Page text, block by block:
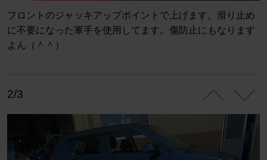
フロントのジャッキアップポイントで上げます。滑り止め
に不要になった軍手を使用してます。傷防止にもなります
よん（＾＾）
2/3